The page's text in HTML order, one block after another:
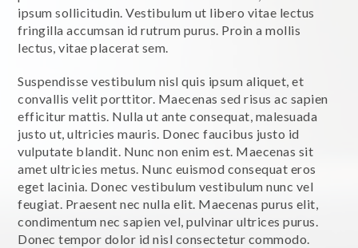
ipsum sollicitudin. Vestibulum ut libero vitae lectus
fringilla accumsan id rutrum purus. Proin a mollis
lectus, vitae placerat sem.
Suspendisse vestibulum nisl quis ipsum aliquet, et
convallis velit porttitor. Maecenas sed risus ac sapien
efficitur mattis. Nulla ut ante consequat, malesuada
justo ut, ultricies mauris. Donec faucibus justo id
vulputate blandit. Nunc non enim est. Maecenas sit
amet ultricies metus. Nunc euismod consequat eros
eget lacinia. Donec vestibulum vestibulum nunc vel
feugiat. Praesent nec nulla elit. Maecenas purus elit,
condimentum nec sapien vel, pulvinar ultrices purus.
Donec tempor dolor id nisl consectetur commodo.